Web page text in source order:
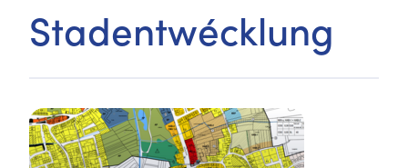
Stadentwécklung